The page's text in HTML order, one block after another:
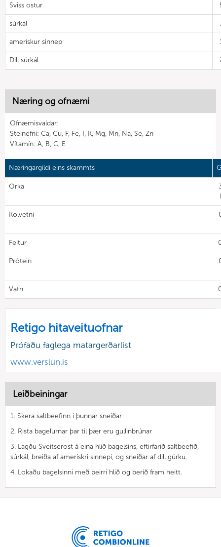
Sviss ostur
súrkál
amerískur sinnep
Dill súrkál
Næring og ofnæmi
Ofnæmisvaldar:
Steinefni: Ca, Cu, F, Fe, I, K, Mg, Mn, Na, Se, Zn
Vítamín: A, B, C, E
Næringargildi eins skammts
Orka
Kolvetni
Feitur
Prótein
Vatn
Retigo hitaveituofnar
Prófaðu faglega matargerðarlist
www.verslun.is
Leiðbeiningar
1. Skera saltbeefinn í þunnar sneiðar
2. Rista bagelurnar þar til þær eru gullinbrúnar
3. Lagðu Sveitserost á eina hlið bagelsins, eftirfarið saltbeefið,
súrkál, breiða af amerískri sinnepi, og sneiðar af dill gúrku.
4. Lokaðu bagelsinni með þeirri hlið og berið fram heitt.